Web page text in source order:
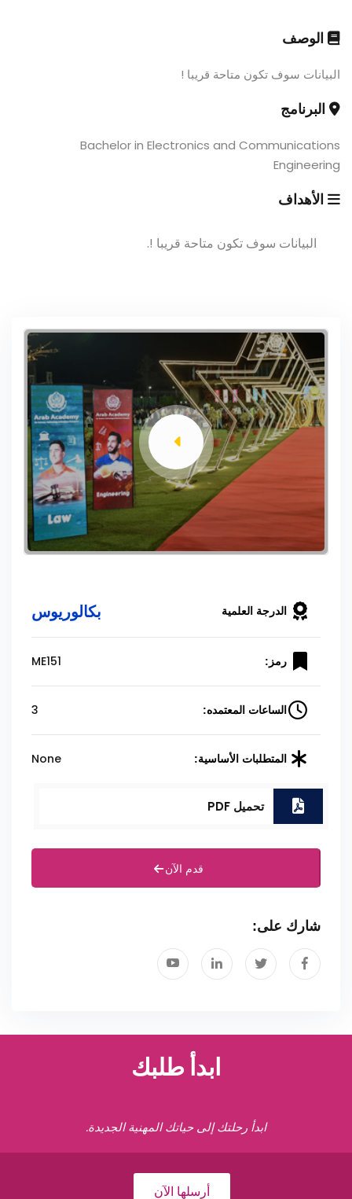
الوصف
البيانات سوف تكون متاحة قريبا !
البرنامج
Bachelor in Electronics and Communications
Engineering
الأهداف
البيانات سوف تكون متاحة قريبا !.
الدرجة العلمية بكالوريوس
رمز: ME151
الساعات المعتمده: 3
المتطلبات الأساسية: None
تحميل PDF
قدم الآن
شارك على:
ابدأ طلبك
ابدأ رحلتك إلى حياتك المهنية الجديدة.
أرسلها الآن